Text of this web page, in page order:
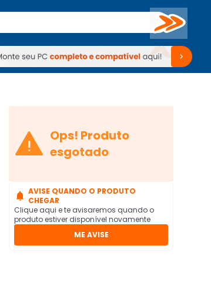
Buscar
Periféricos TV Venda no KaBuM!
TV Venda no KaBuM!
 Ops! Produto
esgotado
 AVISE QUANDO O PRODUTO
CHEGAR
Clique aqui e te avisaremos quando o
produto estiver disponível novamente
ME AVISE